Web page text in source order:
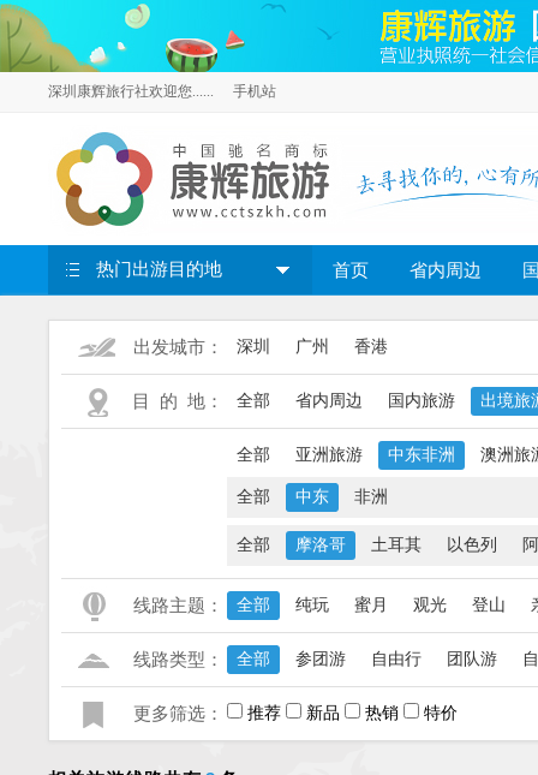
深圳康辉旅行社欢迎您...... 手机站
热门出游目的地 首页 省内周边
出发城市： 深圳 广州 香港
目 的 地： 全部 省内周边 国内旅游 出境旅
全部 亚洲旅游 中东非洲 澳洲旅
全部 中东 非洲
全部 摩洛哥 土耳其 以色列
线路主题： 全部 纯玩 蜜月 观光 登山
线路类型： 全部 参团游 自由行 团队游
更多筛选： 推荐 新品 热销 特价